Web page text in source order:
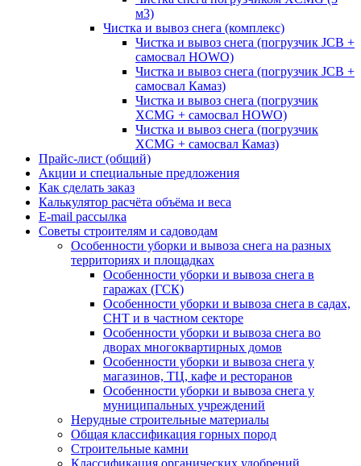
м3)
Чистка и вывоз снега (комплекс)
Чистка и вывоз снега (погрузчик JCB +
самосвал HOWO)
Чистка и вывоз снега (погрузчик JCB +
самосвал Камаз)
Чистка и вывоз снега (погрузчик
XCMG + самосвал HOWO)
Чистка и вывоз снега (погрузчик
XCMG + самосвал Камаз)
Прайс-лист (общий)
Акции и специальные предложения
Как сделать заказ
Калькулятор расчёта объёма и веса
E-mail рассылка
Советы строителям и садоводам
Особенности уборки и вывоза снега на разных
территориях и площадках
Особенности уборки и вывоза снега в
гаражах (ГСК)
Особенности уборки и вывоза снега в садах,
СНТ и в частном секторе
Особенности уборки и вывоза снега во
дворах многоквартирных домов
Особенности уборки и вывоза снега у
магазинов, ТЦ, кафе и ресторанов
Особенности уборки и вывоза снега у
муниципальных учреждений
Нерудные строительные материалы
Общая классификация горных пород
Строительные камни
Классификация органических удобрений